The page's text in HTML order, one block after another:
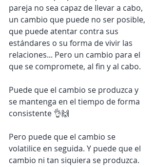
pareja no sea capaz de llevar a cabo,
un cambio que puede no ser posible,
que puede atentar contra sus
estándares o su forma de vivir las
relaciones... Pero un cambio para el
que se compromete, al fin y al cabo.
Puede que el cambio se produzca y
se mantenga en el tiempo de forma
consistente 👌🙌
Pero puede que el cambio se
volatilice en seguida. Y puede que el
cambio ni tan siquiera se produzca.